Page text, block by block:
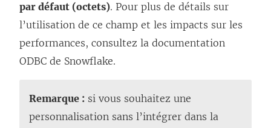
par défaut (octets). Pour plus de détails sur
l’utilisation de ce champ et les impacts sur les
performances, consultez la documentation
ODBC de Snowflake.
Remarque : si vous souhaitez une
personnalisation sans l’intégrer dans la